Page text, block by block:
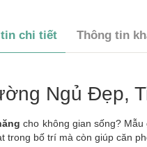
chi tiết Thông tin
Ngủ Đẹp,
cho không gian sống? Mẫu
trong bố trí mà còn giúp căn